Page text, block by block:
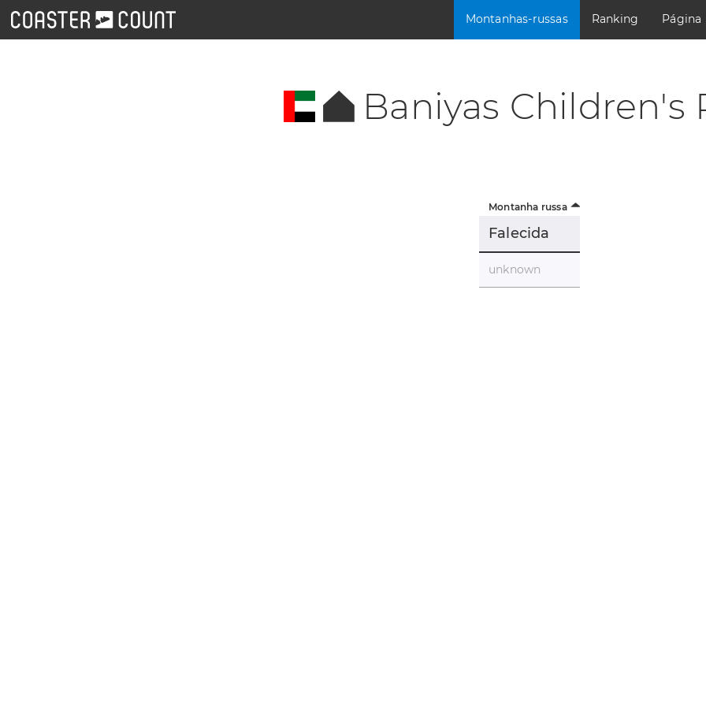
Montanhas-russas Ranking Página
Baniyas Children's
Montanha russa
Falecida
unknown